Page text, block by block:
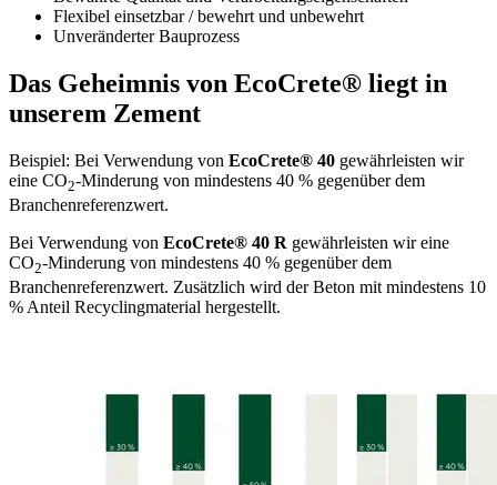
Flexibel einsetzbar / bewehrt und unbewehrt
Unveränderter Bauprozess
Das Geheimnis von EcoCrete® liegt in
unserem Zement
Beispiel: Bei Verwendung von EcoCrete® 40 gewährleisten wir
eine CO2-Minderung von mindestens 40 % gegenüber dem
Branchenreferenzwert.
Bei Verwendung von EcoCrete® 40 R gewährleisten wir eine
CO2-Minderung von mindestens 40 % gegenüber dem
Branchenreferenzwert. Zusätzlich wird der Beton mit mindestens 10
% Anteil Recyclingmaterial hergestellt.